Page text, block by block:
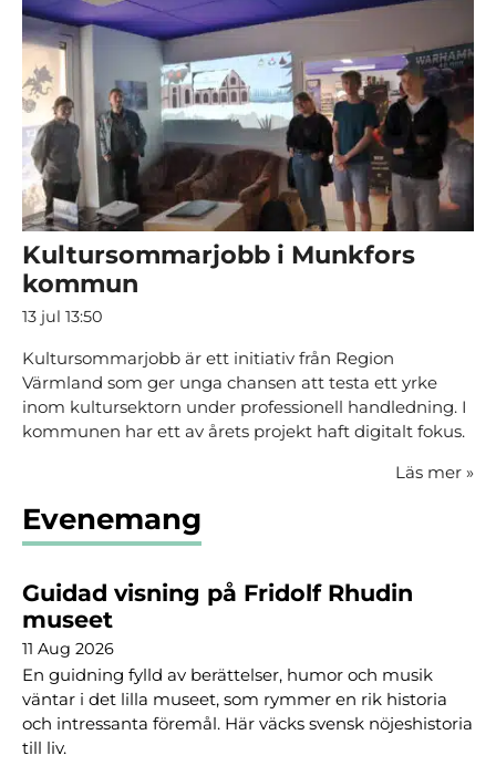
Kultursommarjobb i Munkfors
kommun
13 jul 13:50
Kultursommarjobb är ett initiativ från Region
Värmland som ger unga chansen att testa ett yrke
inom kultursektorn under professionell handledning. I
kommunen har ett av årets projekt haft digitalt fokus.
Läs mer »
Evenemang
Guidad visning på Fridolf Rhudin
museet
11 Aug 2026
En guidning fylld av berättelser, humor och musik
väntar i det lilla museet, som rymmer en rik historia
och intressanta föremål. Här väcks svensk nöjeshistoria
till liv.